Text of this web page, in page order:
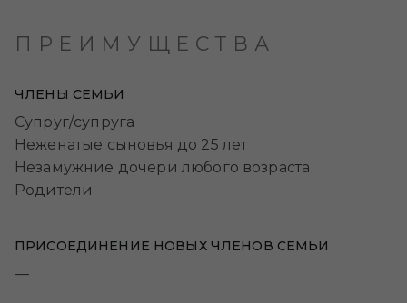
ПРЕИМУЩЕСТВА
ЧЛЕНЫ СЕМЬИ
Супруг/супруга
Неженатые сыновья до 25 лет
Незамужние дочери любого возраста
Родители
ПРИСОЕДИНЕНИЕ НОВЫХ ЧЛЕНОВ СЕМЬИ
—